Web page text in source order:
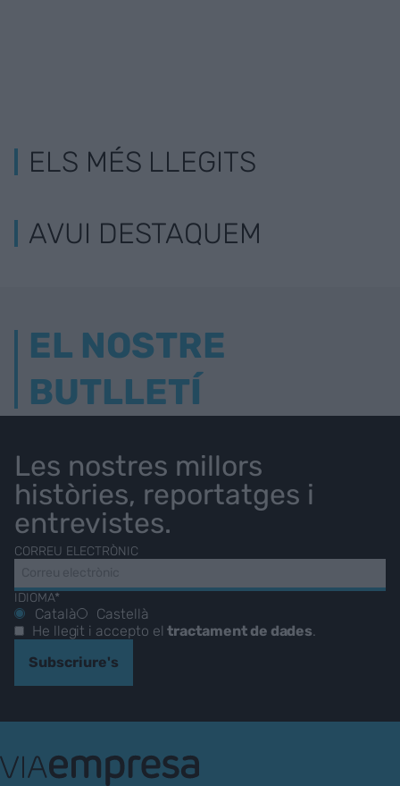
ELS MÉS LLEGITS
AVUI DESTAQUEM
EL NOSTRE
BUTLLETÍ
Les nostres millors
històries, reportatges i
entrevistes.
CORREU ELECTRÒNIC
IDIOMA*
Català
Castellà
He llegit i accepto eltractament de dades.
Subscriure's